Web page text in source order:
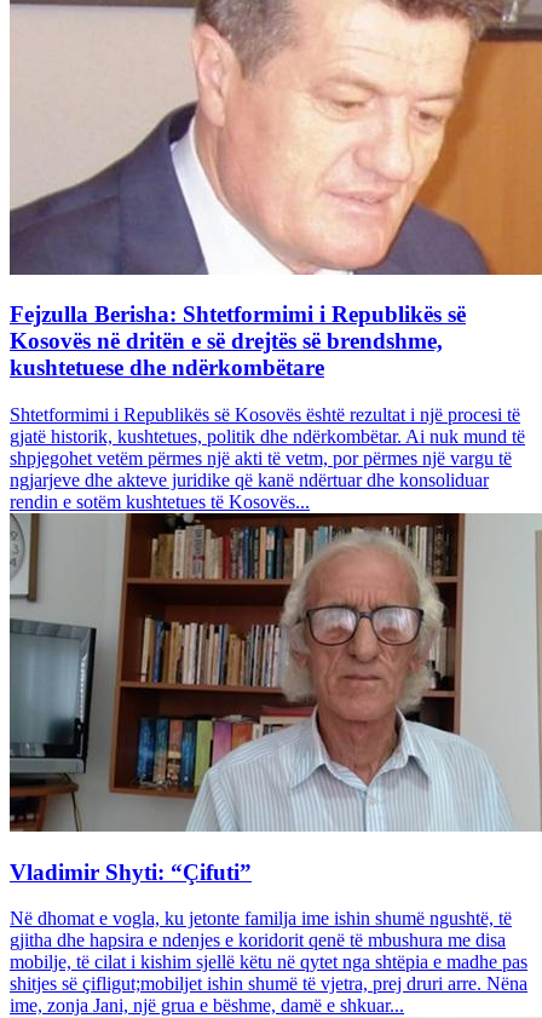
Fejzulla Berisha: Shtetformimi i Republikës së
Kosovës në dritën e së drejtës së brendshme,
kushtetuese dhe ndërkombëtare
Shtetformimi i Republikës së Kosovës është rezultat i një procesi të
gjatë historik, kushtetues, politik dhe ndërkombëtar. Ai nuk mund të
shpjegohet vetëm përmes një akti të vetm, por përmes një vargu të
ngjarjeve dhe akteve juridike që kanë ndërtuar dhe konsoliduar
rendin e sotëm kushtetues të Kosovës...
Vladimir Shyti: “Çifuti”
Në dhomat e vogla, ku jetonte familja ime ishin shumë ngushtë, të
gjitha dhe hapsira e ndenjes e koridorit qenë të mbushura me disa
mobilje, të cilat i kishim sjellë këtu në qytet nga shtëpia e madhe pas
shitjes së çifligut;mobiljet ishin shumë të vjetra, prej druri arre. Nëna
ime, zonja Jani, një grua e bëshme, damë e shkuar...